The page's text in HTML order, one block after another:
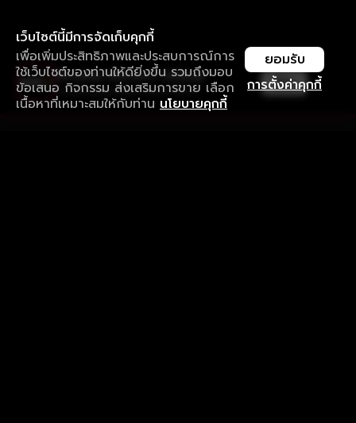
เว็บไซต์นี้มีการจัดเก็บคุกกี้
เพื่อเพิ่มประสิทธิภาพและประสบการณ์การ
ใช้เว็บไซต์ของท่านให้ดียิ่งขึ้น รวมถึงมอบ
ข้อเสนอ กิจกรรม ส่งเสริมการขาย เลือก
เนื้อหาที่เหมาะสมให้กับท่าน นโยบายคุกกี้
การตั้งค่าคุกกี้
ยอมรับ
ใช้งานแอป ลื่นไหลกว่า ไม่มีสะดุด
ดาวน์โหลดแอปเพื่อการรับชมที่ดีกว่า เปิด